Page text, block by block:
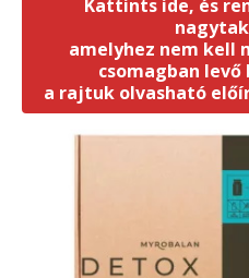
Kattints ide, és
amelyhez nem kell
csomagban
a rajtuk olvasható